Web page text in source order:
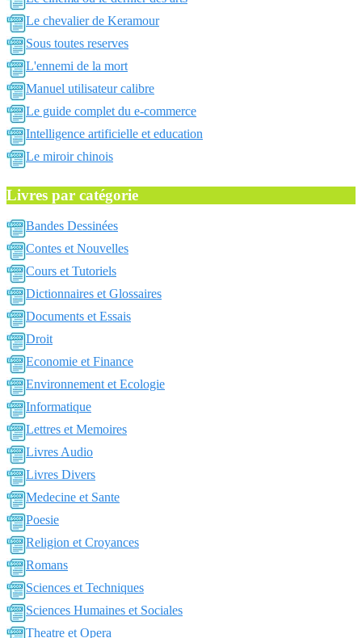
Le chevalier de Keramour
Sous toutes reserves
L'ennemi de la mort
Manuel utilisateur calibre
Le guide complet du e-commerce
Intelligence artificielle et education
Le miroir chinois
Livres par catégorie
Bandes Dessinées
Contes et Nouvelles
Cours et Tutoriels
Dictionnaires et Glossaires
Documents et Essais
Droit
Economie et Finance
Environnement et Ecologie
Informatique
Lettres et Memoires
Livres Audio
Livres Divers
Medecine et Sante
Poesie
Religion et Croyances
Romans
Sciences et Techniques
Sciences Humaines et Sociales
Theatre et Opera